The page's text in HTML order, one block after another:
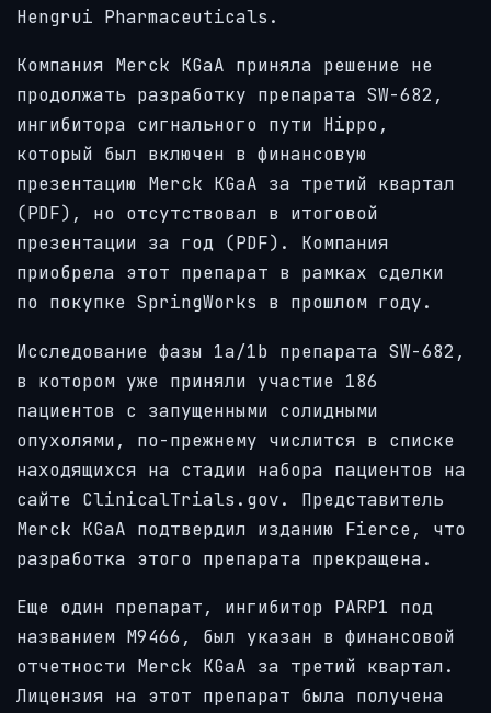
Hengrui Pharmaceuticals.
Компания Merck KGaA приняла решение не
продолжать разработку препарата SW-682,
ингибитора сигнального пути Hippo,
который был включен в финансовую
презентацию Merck KGaA за третий квартал
(PDF), но отсутствовал в итоговой
презентации за год (PDF). Компания
приобрела этот препарат в рамках сделки
по покупке SpringWorks в прошлом году.
Исследование фазы 1a/1b препарата SW-682,
в котором уже приняли участие 186
пациентов с запущенными солидными
опухолями, по-прежнему числится в списке
находящихся на стадии набора пациентов на
сайте ClinicalTrials.gov. Представитель
Merck KGaA подтвердил изданию Fierce, что
разработка этого препарата прекращена.
Еще один препарат, ингибитор PARP1 под
названием M9466, был указан в финансовой
отчетности Merck KGaA за третий квартал.
Лицензия на этот препарат была получена